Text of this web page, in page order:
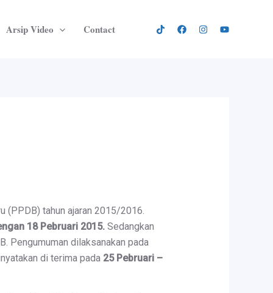
Arsip Video Contact
(PPDB) tahun ajaran 2015/2016.
18 Pebruari 2015.Sedangkan
Pengumuman dilaksanakan pada
di terima pada 25 Pebruari –